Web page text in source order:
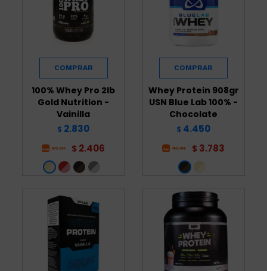
100% Whey Pro 2lb
Gold Nutrition -
Vainilla
$ 2.830
$ 2.406
Whey Protein 908gr
USN Blue Lab 100% -
Chocolate
$ 4.450
$ 3.783